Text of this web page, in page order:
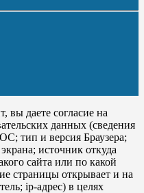
вы даете согласие на
данных (сведения
тип и версия Браузера;
источник откуда
сайта или по какой
страницы открывает и на
ip-адрес) в целях